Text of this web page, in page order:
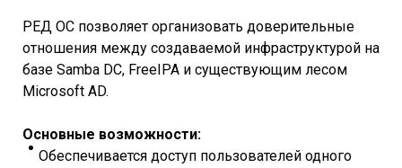
РЕД ОС позволяет организовать доверительные
отношения между создаваемой инфраструктурой на
базе Samba DC, FreeIPA и существующим лесом
Microsoft AD.
Основные возможности:
Обеспечивается доступ пользователей одного